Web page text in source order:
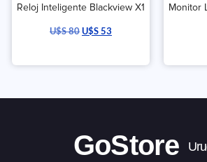
Reloj Inteligente Blackview X1
U$S80U$S53
Monitor
GoStore